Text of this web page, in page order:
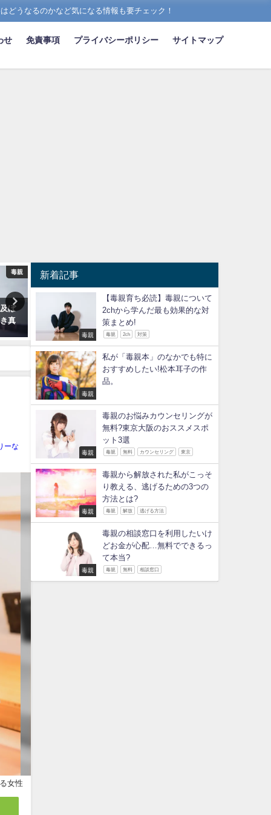
どうなるのかなど気になる情報も要チェック！
せ 免責事項 プライバシーポリシー サイトマップ
毒親
ぼ
真
毒親の子供として育ち、成長し
た大人に特徴があるってホン
ト！？
本当は怖い!毒親による過保
ーな
女性
新着記事
毒親
【毒親育ち必読】毒親について
2chから学んだ最も効果的な対
策まとめ!
毒親 2ch 対策
毒親
私が「毒親本」のなかでも特に
おすすめしたい!松本耳子の作
品。
毒親
毒親のお悩みカウンセリングが
無料?東京大阪のおススメスポ
ット3選
毒親 無料 カウンセリング 東京
毒親
毒親から解放された私がこっそ
り教える、逃げるための3つの
方法とは?
毒親 解放 逃げる方法
毒親
毒親の相談窓口を利用したいけ
どお金が心配…無料でできるっ
て本当?
毒親 無料 相談窓口